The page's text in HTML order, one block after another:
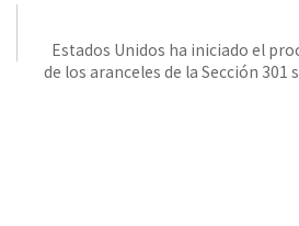
Estados Unidos ha iniciado el
de los aranceles de la Sección 301